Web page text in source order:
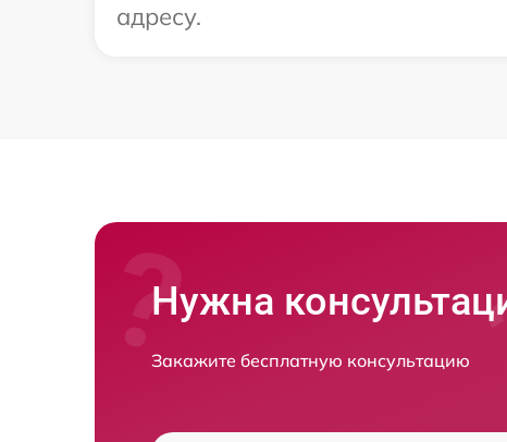
адресу.
Нужна
Закажите бесплатную консультацию